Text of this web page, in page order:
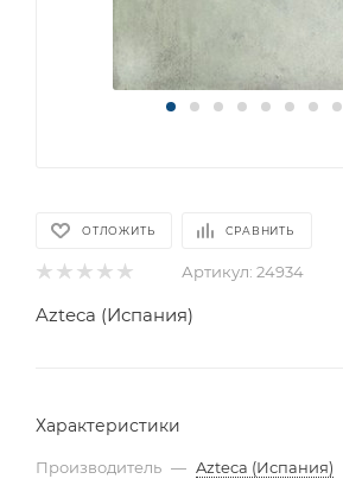
ОТЛОЖИТЬ СРАВНИТЬ
Артикул: 24934
Azteca (Испания)
Характеристики
Производитель — Azteca (Испания)